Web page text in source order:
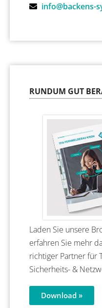
info@backens-
RUNDUM GUT
Laden Sie unsere
erfahren Sie mehr
richtiger Partner für
Sicherheits- &
Download »